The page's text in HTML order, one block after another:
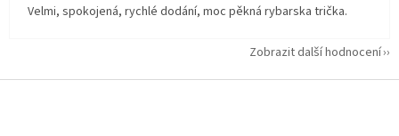
Velmi, spokojená, rychlé dodání, moc pěkná rybarska trička.
Zobrazit další hodnocení